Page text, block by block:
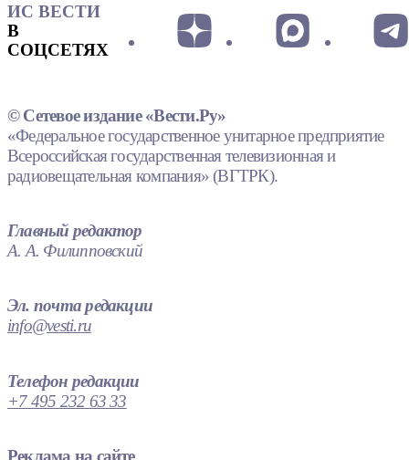
ИС ВЕСТИ
В
СОЦСЕТЯХ
© Сетевое издание «Вести.Ру»
«Федеральное государственное унитарное предприятие
Всероссийская государственная телевизионная и
радиовещательная компания» (ВГТРК).
Главный редактор
А. А. Филипповский
Эл. почта редакции
info@vesti.ru
Телефон редакции
+7 495 232 63 33
Реклама на сайте